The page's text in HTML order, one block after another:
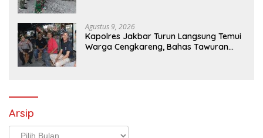
Agustus 9, 2026
Kapolres Jakbar Turun Langsung Temui
Warga Cengkareng, Bahas Tawuran
Arsip
Arsip